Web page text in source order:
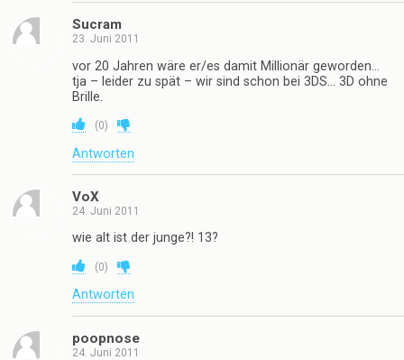
Sucram
23. Juni 2011
vor 20 Jahren wäre er/es damit Millionär geworden…
tja – leider zu spät – wir sind schon bei 3DS… 3D ohne
Brille.
(0)
Antworten
VoX
24. Juni 2011
wie alt ist der junge?! 13?
(0)
Antworten
poopnose
24. Juni 2011